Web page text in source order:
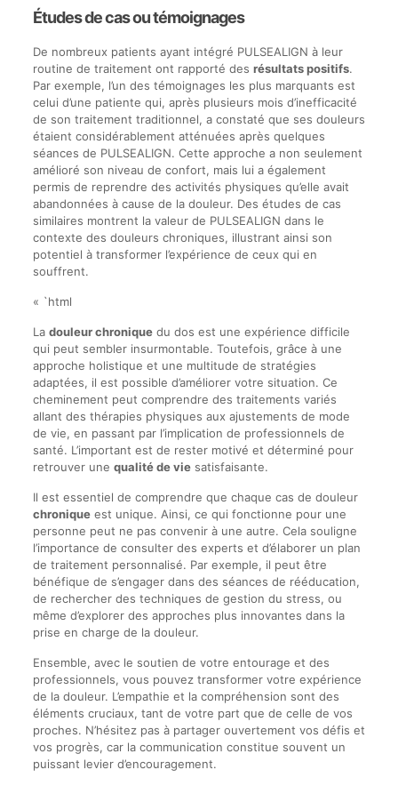
Études de cas ou témoignages
De nombreux patients ayant intégré PULSEALIGN à leur
routine de traitement ont rapporté des résultats positifs.
Par exemple, l’un des témoignages les plus marquants est
celui d’une patiente qui, après plusieurs mois d’inefficacité
de son traitement traditionnel, a constaté que ses douleurs
étaient considérablement atténuées après quelques
séances de PULSEALIGN. Cette approche a non seulement
amélioré son niveau de confort, mais lui a également
permis de reprendre des activités physiques qu’elle avait
abandonnées à cause de la douleur. Des études de cas
similaires montrent la valeur de PULSEALIGN dans le
contexte des douleurs chroniques, illustrant ainsi son
potentiel à transformer l’expérience de ceux qui en
souffrent.
« `html
La douleur chroniquedu dos est une expérience difficile
qui peut sembler insurmontable. Toutefois, grâce à une
approche holistique et une multitude de stratégies
adaptées, il est possible d’améliorer votre situation. Ce
cheminement peut comprendre des traitements variés
allant des thérapies physiques aux ajustements de mode
de vie, en passant par l’implication de professionnels de
santé. L’important est de rester motivé et déterminé pour
retrouver une qualité de viesatisfaisante.
Il est essentiel de comprendre que chaque cas de douleur
chroniqueest unique. Ainsi, ce qui fonctionne pour une
personne peut ne pas convenir à une autre. Cela souligne
l’importance de consulter des experts et d’élaborer un plan
de traitement personnalisé. Par exemple, il peut être
bénéfique de s’engager dans des séances de rééducation,
de rechercher des techniques de gestion du stress, ou
même d’explorer des approches plus innovantes dans la
prise en charge de la douleur.
Ensemble, avec le soutien de votre entourage et des
professionnels, vous pouvez transformer votre expérience
de la douleur. L’empathie et la compréhension sont des
éléments cruciaux, tant de votre part que de celle de vos
proches. N’hésitez pas à partager ouvertement vos défis et
vos progrès, car la communication constitue souvent un
puissant levier d’encouragement.